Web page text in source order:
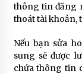
thông tin đăng
thoát tài khoản,
Nếu bạn sửa
sung sẽ được
chứa thông tin